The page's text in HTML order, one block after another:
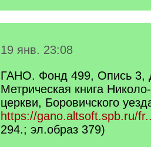
19 янв. 23:08
ГАНО. Фонд 499, Опись 3,
Метрическая книга
церкви, Боровичского
https://gano.altsoft.spb.ru/
294.; эл.образ 379)